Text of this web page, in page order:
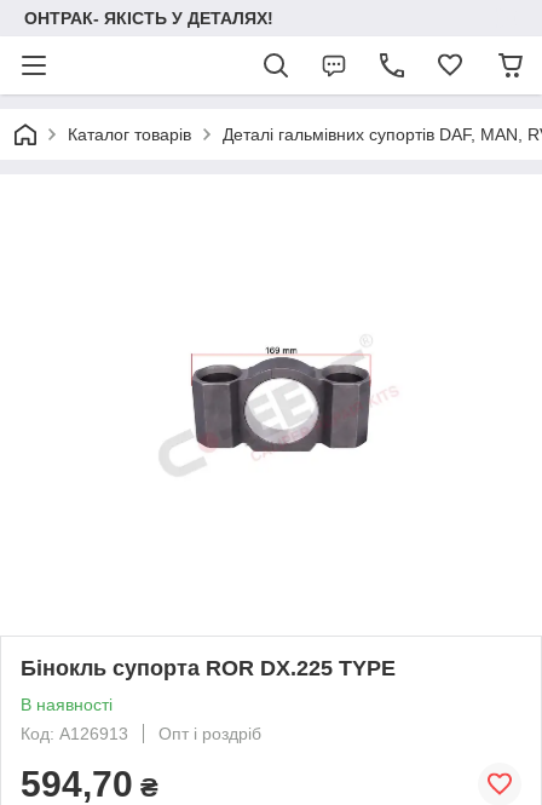
ОНТРАК- ЯКІСТЬ У ДЕТАЛЯХ!
Каталог товарів Деталі гальмівних супортів DAF,
Бінокль супорта ROR DX.225 TYPE
В наявності
Код: A126913
Опт і роздріб
594,70 ₴